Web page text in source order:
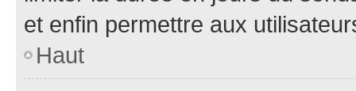
et enfin permettre aux
Haut